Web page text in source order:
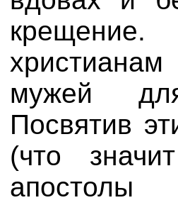
мужей
Посвятив
(что